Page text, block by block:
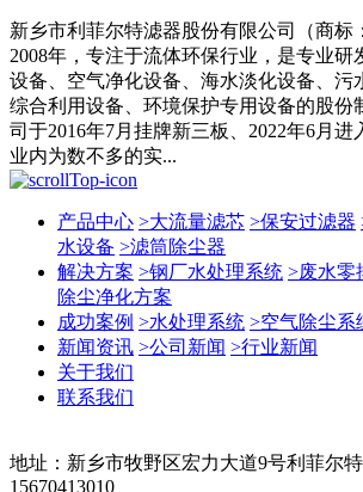
新乡市利菲尔特滤器股份有限公司（商标
2008年，专注于流体环保行业，是专业研
设备、空气净化设备、海水淡化设备、污
综合利用设备、环境保护专用设备的股份
司于2016年7月挂牌新三板、2022年6月
业内为数不多的实...
产品中心 >大流量滤芯 >保安过滤器
水设备 >滤筒除尘器
解决方案 >钢厂水处理系统 >废水零
除尘净化方案
成功案例 >水处理系统 >空气除尘系
新闻资讯 >公司新闻 >行业新闻
关于我们
联系我们
地址：新乡市牧野区宏力大道9号利菲
15670413010